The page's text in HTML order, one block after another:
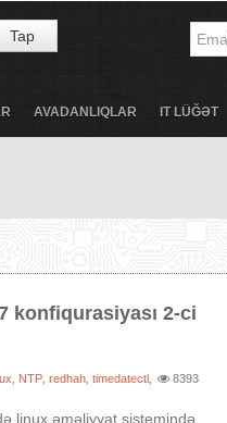
Tap
AVADANLIQLAR IT LÜĞƏT
konfiqurasiyası 2-ci
NTP ,redhah ,timedatectl 8393
linux əməliyyat sistemində